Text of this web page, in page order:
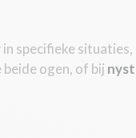
in specifieke
ogen, of bij